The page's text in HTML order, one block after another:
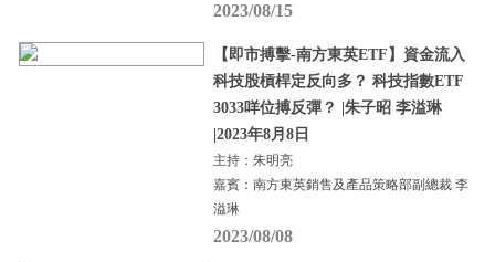
2023/08/15
【即市搏擊-南方東英ETF】資金流入
科技股槓桿定反向多？ 科技指數ETF
3033咩位搏反彈？ |朱子昭 李溢琳
|2023年8月8日
主持：朱明亮
嘉賓：南方東英銷售及產品策略部副總裁 李
溢琳
2023/08/08